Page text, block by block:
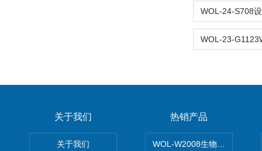
关于我们
关于我们
热销产品
WOL-W2008生物制药GMP